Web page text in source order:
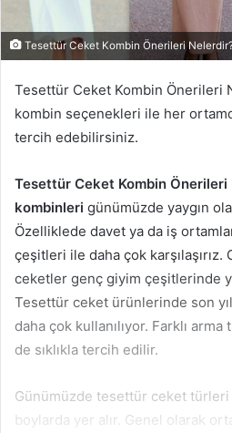
Tesettür Ceket Kombin Önerileri
Tesettür Ceket Kombin Önerileri
kombin seçenekleri ile her
tercih edebilirsiniz.
Tesettür Ceket Kombin
kombinleri günümüzde yaygın
Özelliklede davet ya da iş
çeşitleri ile daha çok
ceketler genç giyim çeşitlerinde
Tesettür ceket ürünlerinde son
daha çok kullanılıyor. Farklı
de sıklıkla tercih edilir.
Günümüzde tesettür ceket türleri
boylarda yer alır. Genel olarak